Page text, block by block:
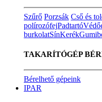
Szűrő Porzsák Cső és
polírozófejPadtartó
burkolatSínKerék
TAKARÍTÓGÉP
Bérelhető gépeink
IPAR